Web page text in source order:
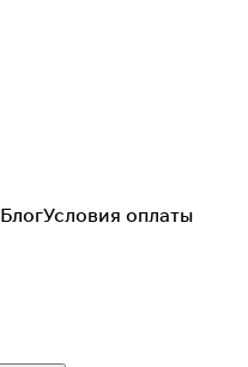
БлогУсловия оплаты